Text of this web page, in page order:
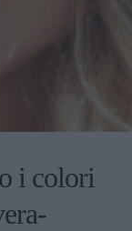
i colori